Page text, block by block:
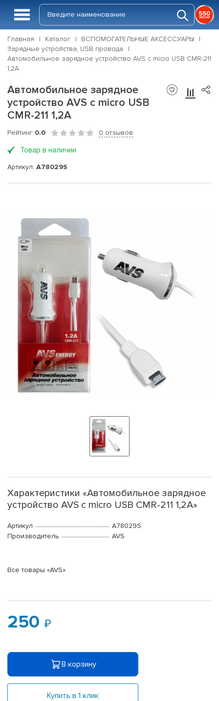
Главная Каталог
ВСПОМОГАТЕЛЬНЫЕ АКСЕССУАРЫ
Зарядные устройства, USB провода
Автомобильное зарядное устройство AVS с micro USB CMR-211
1,2А
Автомобильное зарядное
устройство AVS с micro USB
CMR-211 1,2А
Рейтинг 0.0 0 отзывов
Товар в наличии
Артикул: A78029S
Характеристики «Автомобильное зарядное
устройство AVS с micro USB CMR-211 1,2А»
Артикул
A78029S
Производитель
AVS
Все товары «AVS»
250
В корзину
Купить в 1 клик